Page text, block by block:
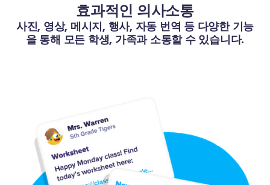
효과적인 의사소통
사진, 영상, 메시지, 행사, 자동 번역 등 다양한 기능
을 통해 모든 학생, 가족과 소통할 수 있습니다.